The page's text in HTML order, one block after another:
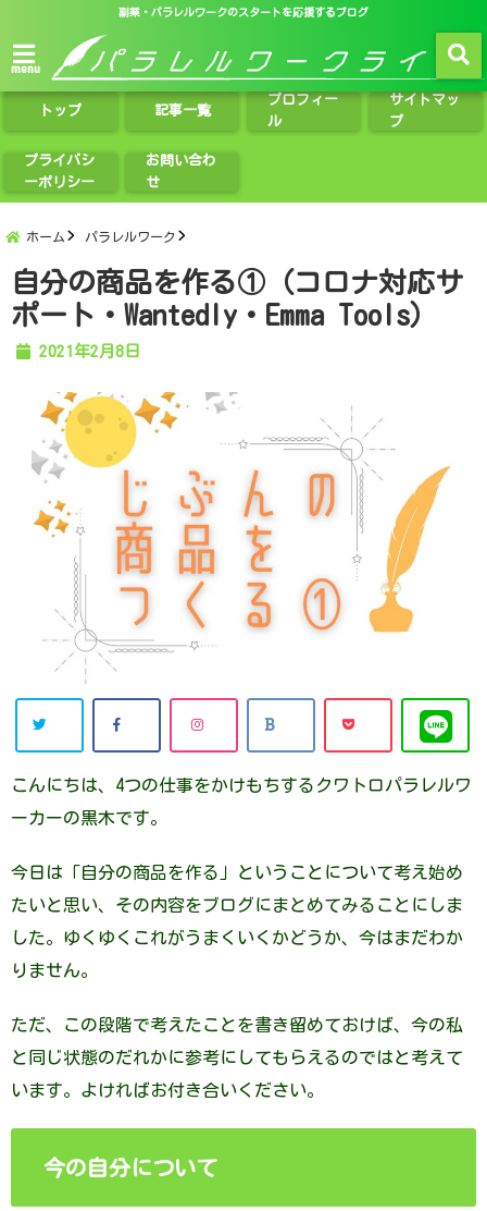
副業・パラレルワークのスタートを応援するブログ
menu
トップ 記事一覧
プロフィー
ル
サイトマッ
プ
プライバシ
ーポリシー
お問い合わ
せ
ホーム パラレルワーク
自分の商品を作る①（コロナ対応サ
ポート・Wantedly・Emma Tools）
2021年2月8日
こんにちは、4つの仕事をかけもちするクワトロパラレルワ
ーカーの黒木です。
今日は「自分の商品を作る」ということについて考え始め
たいと思い、その内容をブログにまとめてみることにしま
した。ゆくゆくこれがうまくいくかどうか、今はまだわか
りません。
ただ、この段階で考えたことを書き留めておけば、今の私
と同じ状態のだれかに参考にしてもらえるのではと考えて
います。よければお付き合いください。
今の自分について